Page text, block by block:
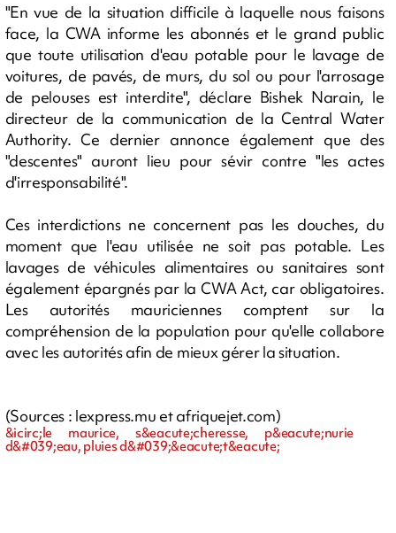
"En vue de la situation difficile à laquelle nous faisons
face, la CWA informe les abonnés et le grand public
que toute utilisation d'eau potable pour le lavage de
voitures, de pavés, de murs, du sol ou pour l'arrosage
de pelouses est interdite", déclare Bishek Narain, le
directeur de la communication de la Central Water
Authority. Ce dernier annonce également que des
"descentes" auront lieu pour sévir contre "les actes
d'irresponsabilité".
Ces interdictions ne concernent pas les douches, du
moment que l'eau utilisée ne soit pas potable. Les
lavages de véhicules alimentaires ou sanitaires sont
également épargnés par la CWA Act, car obligatoires.
Les autorités mauriciennes comptent sur la
compréhension de la population pour qu'elle collabore
avec les autorités afin de mieux gérer la situation.
(Sources : lexpress.mu et afriquejet.com)
&icirc;le maurice, s&eacute;cheresse, p&eacute;nurie
d&#039;eau, pluies d&#039;&eacute;t&eacute;